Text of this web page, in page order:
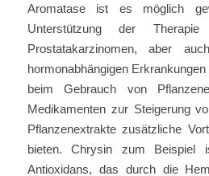
Aromatase ist es möglich
Unterstützung der
Prostatakarzinomen, aber
hormonabhängigen
beim Gebrauch von
Medikamenten zur Steigerung
Pflanzenextrakte zusätzliche
bieten. Chrysin zum Beispiel
Antioxidans, das durch die